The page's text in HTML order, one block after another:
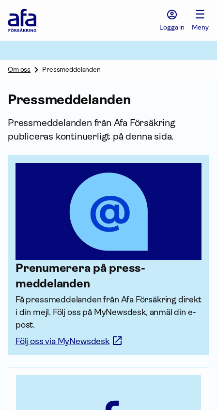
Försäkring
Logga in
☰
Meny
Om oss Pressmeddelanden
Press­meddelanden
Press­meddelanden från Afa För­säkring
publiceras kontinuerligt på denna sida.
Prenumerera på press­
meddelanden
Få press­meddelanden från Afa För­säkring direkt
i din mejl. Följ oss på MyNewsdesk, anmäl din e-
post.
Följ oss via MyNewsdesk